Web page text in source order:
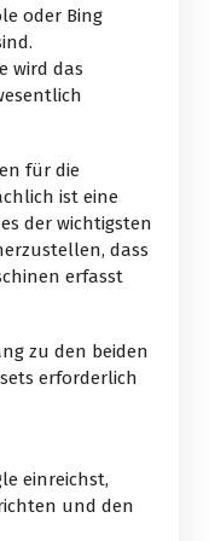
oder Bing
wird das
für die
ist eine
der wichtigsten
dass
erfasst
zu den beiden
erforderlich
einreichst,
und den